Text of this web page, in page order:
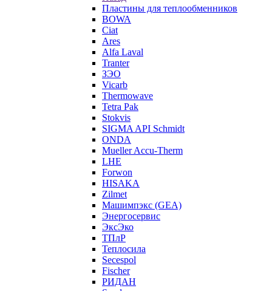
Пластины для теплообменников
BOWA
Ciat
Ares
Alfa Laval
Tranter
ЗЭО
Vicarb
Thermowave
Tetra Pak
Stokvis
SIGMA API Schmidt
ONDA
Mueller Accu-Therm
LHE
Forwon
HISAKA
Zilmet
Машимпэкс (GEA)
Энергосервис
ЭксЭко
ТПлР
Теплосила
Secespol
Fischer
РИДАН